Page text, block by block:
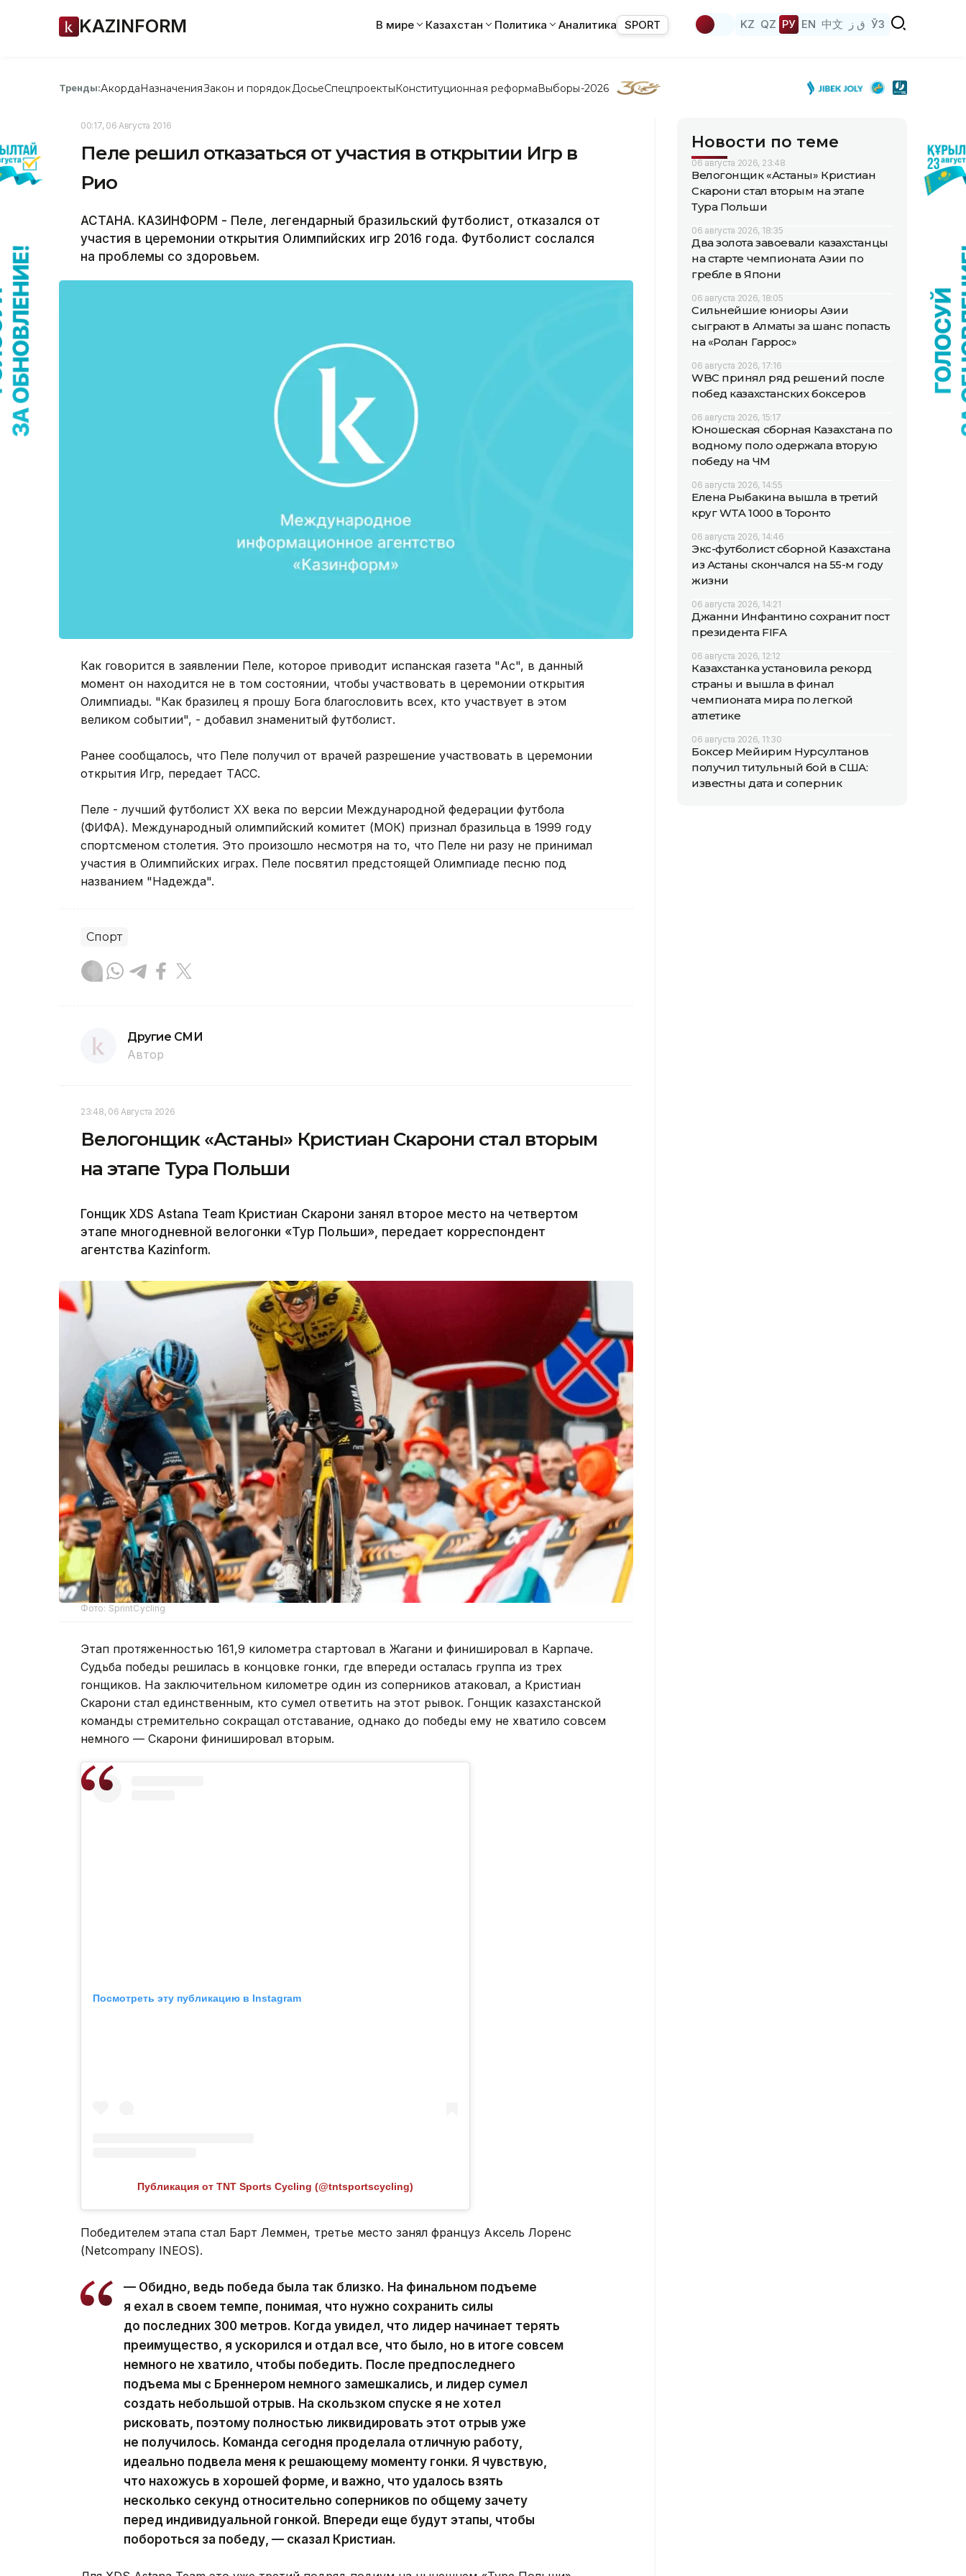
KAZINFORM В мире Казахстан Политика Аналитика SPORT KZ QZ РУ EN 中文 ق ز ЎЗ
Тренды:АкордаНазначенияЗакон и порядок ДосьеСпецпроектыКонституционная реформаВыборы-2026
00:17, 06 Августа 2016
Пеле решил отказаться от участия в открытии Игр в
Рио
АСТАНА. КАЗИНФОРМ - Пеле, легендарный бразильский футболист, отказался от
участия в церемонии открытия Олимпийских игр 2016 года. Футболист сослался
на проблемы со здоровьем.
Как говорится в заявлении Пеле, которое приводит испанская газета "Ас", в данный
момент он находится не в том состоянии, чтобы участвовать в церемонии открытия
Олимпиады. "Как бразилец я прошу Бога благословить всех, кто участвует в этом
великом событии", - добавил знаменитый футболист.
Ранее сообщалось, что Пеле получил от врачей разрешение участвовать в церемонии
открытия Игр, передает ТАСС.
Пеле - лучший футболист ХХ века по версии Международной федерации футбола
(ФИФА). Международный олимпийский комитет (МОК) признал бразильца в 1999 году
спортсменом столетия. Это произошло несмотря на то, что Пеле ни разу не принимал
участия в Олимпийских играх. Пеле посвятил предстоящей Олимпиаде песню под
названием "Надежда".
Спорт
Другие СМИ
Автор
23:48, 06 Августа 2026
Велогонщик «Астаны» Кристиан Скарони стал вторым
на этапе Тура Польши
Гонщик XDS Astana Team Кристиан Скарони занял второе место на четвертом
этапе многодневной велогонки «Тур Польши», передает корреспондент
агентства Kazinform.
Фото: SprintCycling
Этап протяженностью 161,9 километра стартовал в Жагани и финишировал в Карпаче.
Судьба победы решилась в концовке гонки, где впереди осталась группа из трех
гонщиков. На заключительном километре один из соперников атаковал, а Кристиан
Скарони стал единственным, кто сумел ответить на этот рывок. Гонщик казахстанской
команды стремительно сокращал отставание, однако до победы ему не хватило совсем
немного — Скарони финишировал вторым.
Посмотреть эту публикацию в Instagram
Публикация от TNT Sports Cycling (@tntsportscycling)
Победителем этапа стал Барт Леммен, третье место занял француз Аксель Лоренс
(Netcompany INEOS).
— Обидно, ведь победа была так близко. На финальном подъеме
я ехал в своем темпе, понимая, что нужно сохранить силы
до последних 300 метров. Когда увидел, что лидер начинает терять
преимущество, я ускорился и отдал все, что было, но в итоге совсем
немного не хватило, чтобы победить. После предпоследнего
подъема мы с Бреннером немного замешкались, и лидер сумел
создать небольшой отрыв. На скользком спуске я не хотел
рисковать, поэтому полностью ликвидировать этот отрыв уже
не получилось. Команда сегодня проделала отличную работу,
идеально подвела меня к решающему моменту гонки. Я чувствую,
что нахожусь в хорошей форме, и важно, что удалось взять
несколько секунд относительно соперников по общему зачету
перед индивидуальной гонкой. Впереди еще будут этапы, чтобы
побороться за победу, — сказал Кристиан.
Новости по теме
06 августа 2026, 23:48
Велогонщик «Астаны» Кристиан
Скарони стал вторым на этапе
Тура Польши
06 августа 2026, 18:35
Два золота завоевали казахстанцы
на старте чемпионата Азии по
гребле в Япони
06 августа 2026, 18:05
Сильнейшие юниоры Азии
сыграют в Алматы за шанс попасть
на «Ролан Гаррос»
06 августа 2026, 17:16
WBC принял ряд решений после
побед казахстанских боксеров
06 августа 2026, 15:17
Юношеская сборная Казахстана по
водному поло одержала вторую
победу на ЧМ
06 августа 2026, 14:55
Елена Рыбакина вышла в третий
круг WTA 1000 в Торонто
06 августа 2026, 14:46
Экс-футболист сборной Казахстана
из Астаны скончался на 55-м году
жизни
06 августа 2026, 14:21
Джанни Инфантино сохранит пост
президента FIFA
06 августа 2026, 12:12
Казахстанка установила рекорд
страны и вышла в финал
чемпионата мира по легкой
атлетике
06 августа 2026, 11:30
Боксер Мейирим Нурсултанов
получил титульный бой в США:
известны дата и соперник